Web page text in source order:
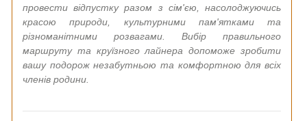
провести відпустку разом з сім'єю, насолоджуючись
красою природи, культурними пам'ятками та
різноманітними розвагами. Вибір правильного
маршруту та круїзного лайнера допоможе зробити
вашу подорож незабутньою та комфортною для всіх
членів родини.